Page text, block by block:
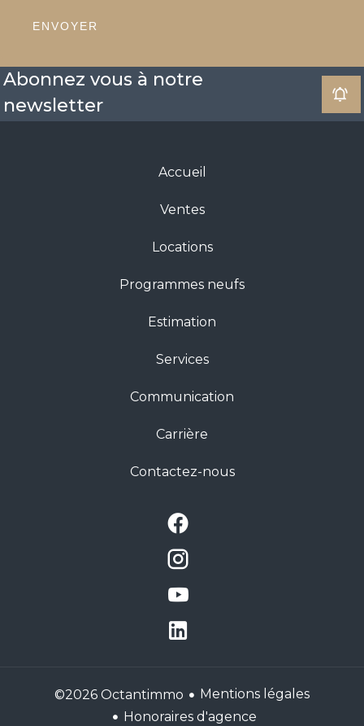
ENVOYER
Abonnez vous à notre
newsletter
Accueil
Ventes
Locations
Programmes neufs
Estimation
Services
Communication
Carrière
Contactez-nous
©2026 Octantimmo
Mentions légales
Honoraires d'agence